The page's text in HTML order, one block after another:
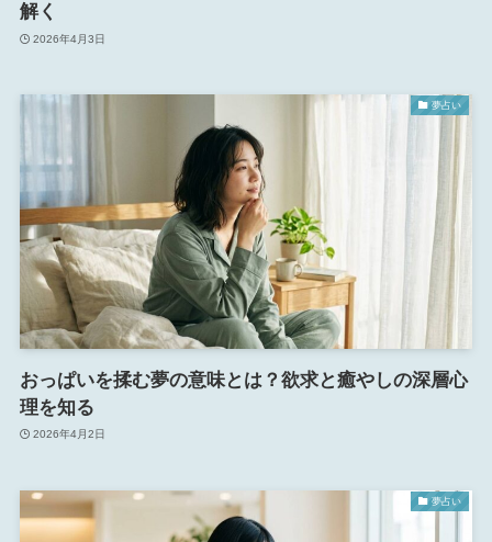
解く
2026年4月3日
夢占い
おっぱいを揉む夢の意味とは？欲求と癒やしの深層心
理を知る
2026年4月2日
夢占い